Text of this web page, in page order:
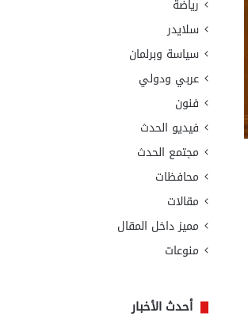
رياضة
سلايدر
سياسة وبرلمان
عربي ودولي
فنون
فيديو الحدث
مجتمع الحدث
محافظات
مقالات
مميز داخل المقال
منوعات
أحدث الأخبار